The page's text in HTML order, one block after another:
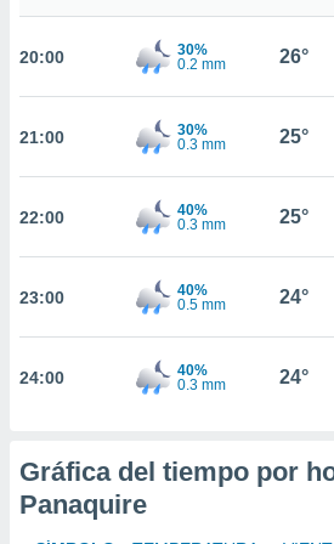
únicos
este sitio
de
traten tus
Para
su
u
20:00
30%
0.2 mm
26°
21:00
30%
0.3 mm
25°
22:00
40%
0.3 mm
25°
23:00
40%
0.5 mm
24°
24:00
40%
0.3 mm
24°
Gráfica del tiempo por
Panaquire